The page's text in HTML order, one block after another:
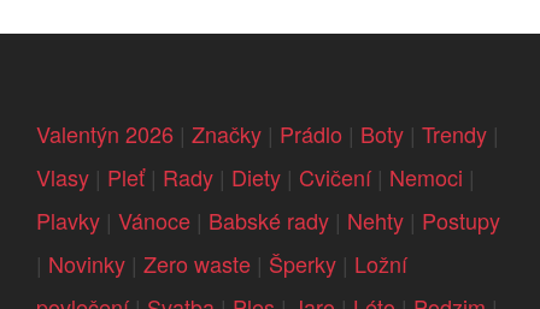
Valentýn 2026 | Značky | Prádlo | Boty | Trendy |
Vlasy | Pleť| Rady | Diety | Cvičení| Nemoci |
Plavky | Vánoce | Babské rady | Nehty | Postupy
| Novinky | Zero waste | Šperky | Ložní